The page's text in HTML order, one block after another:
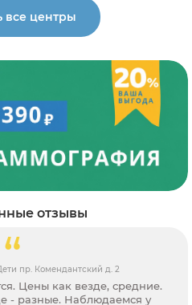
все центры
отзывы
пр. Комендантский д. 2
Цены как везде, средние.
- разные. Наблюдаемся у